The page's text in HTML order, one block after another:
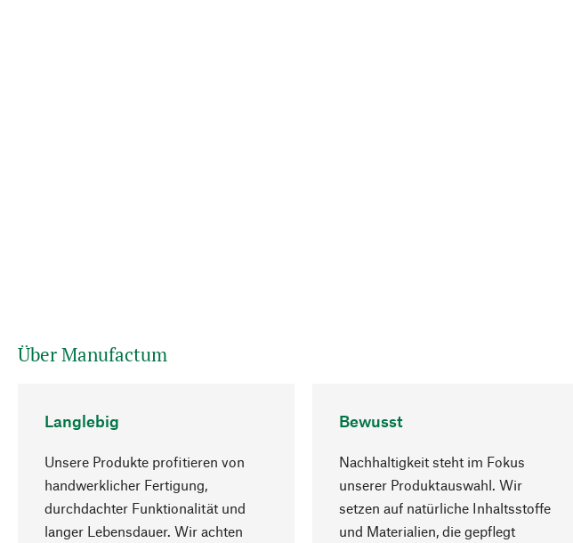
Über Manufactum
Langlebig
Unsere Produkte profitieren von
handwerklicher Fertigung,
durchdachter Funktionalität und
langer Lebensdauer. Wir achten
Bewusst
Nachhaltigkeit steht im Fokus
unserer Produktauswahl. Wir
setzen auf natürliche Inhaltsstoffe
und Materialien, die gepflegt